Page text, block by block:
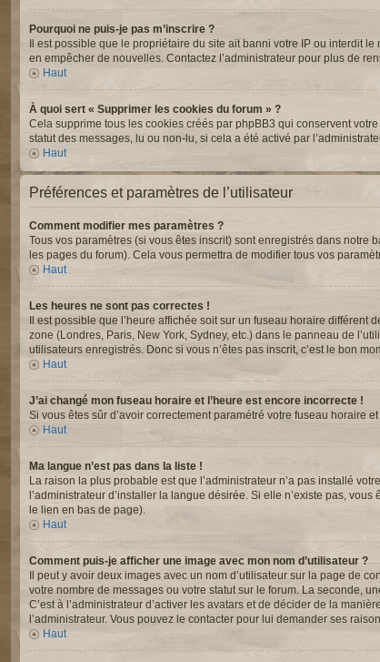
Pourquoi ne puis-je pas m’inscrire ?
Il est possible que le propriétaire du site ait banni votre IP ou interdit
en empêcher de nouvelles. Contactez l’administrateur pour plus de
Haut
À quoi sert « Supprimer les cookies du forum » ?
Cela supprime tous les cookies créés par phpBB3 qui conservent
statut des messages, lu ou non-lu, si cela a été activé par
Haut
Préférences et paramètres de l’utilisateur
Comment modifier mes paramètres ?
Tous vos paramètres (si vous êtes inscrit) sont enregistrés dans notre
les pages du forum). Cela vous permettra de modifier tous vos
Haut
Les heures ne sont pas correctes !
Il est possible que l’heure affichée soit sur un fuseau horaire
zone (Londres, Paris, New York, Sydney, etc.) dans le panneau de
utilisateurs enregistrés. Donc si vous n’êtes pas inscrit, c’est le bon
Haut
J’ai changé mon fuseau horaire et l’heure est encore incorrecte !
Si vous êtes sûr d’avoir correctement paramétré votre fuseau horaire
Haut
Ma langue n’est pas dans la liste !
La raison la plus probable est que l’administrateur n’a pas installé
l’administrateur d’installer la langue désirée. Si elle n’existe pas,
le lien en bas de page).
Haut
Comment puis-je afficher une image avec mon nom d’utilisateur ?
Il peut y avoir deux images avec un nom d’utilisateur sur la page de
votre nombre de messages ou votre statut sur le forum. La seconde,
C’est à l’administrateur d’activer les avatars et de décider de la
l’administrateur. Vous pouvez le contacter pour lui demander ses
Haut